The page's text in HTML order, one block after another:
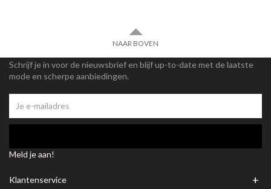
NAAR BOVEN
Schrijf je in voor de nieuwsbrief en blijf up-to-date met de laatste
mode en scherpe aanbiedingen.
Meld je aan!
Klantenservice +